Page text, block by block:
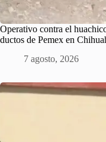
Operativo contra el
ductos de Pemex en
7 agosto, 2026